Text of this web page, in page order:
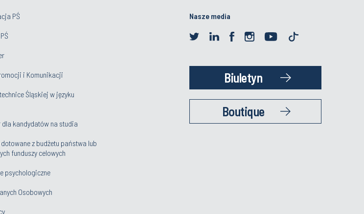
PŚ
i Komunikacji
Śląskiej w języku
kandydatów na studia
z budżetu państwa lub
funduszy celowych
psychologiczne
Osobowych
Nasze media
Biuletyn
Boutique